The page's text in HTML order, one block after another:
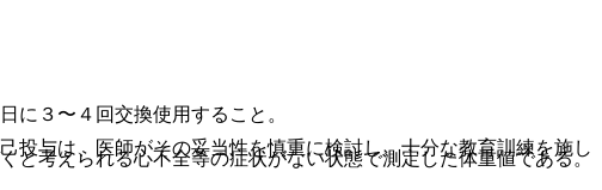
与は、医師がその妥当性を慎重に検討し、十分な教育訓練を施し
３〜４回交換使用すること。
と考えられる心不全等の症状がない状態で測定した体重値である。